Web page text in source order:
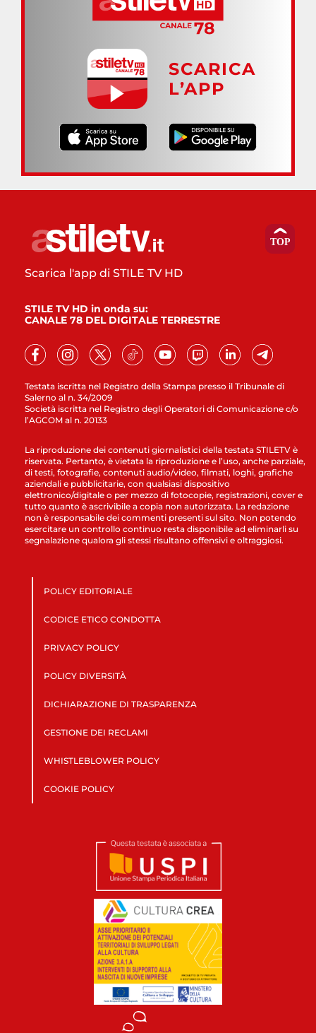
SCARICA
L’APP
Testata iscritta nel Registro della Stampa presso il Tribunale di
Salerno al n. 34/2009
Società iscritta nel Registro degli Operatori di Comunicazione c/o
l’AGCOM al n. 20133
Scarica l'app di STILE TV HD
STILE TV HD in onda su:
CANALE 78 DEL DIGITALE TERRESTRE
La riproduzione dei contenuti giornalistici della testata STILETV è
riservata. Pertanto, è vietata la riproduzione e l’uso, anche parziale,
di testi, fotografie, contenuti audio/video, filmati, loghi, grafiche
aziendali e pubblicitarie, con qualsiasi dispositivo
elettronico/digitale o per mezzo di fotocopie, registrazioni, cover e
tutto quanto è ascrivibile a copia non autorizzata. La redazione
non è responsabile dei commenti presenti sul sito. Non potendo
esercitare un controllo continuo resta disponibile ad eliminarli su
segnalazione qualora gli stessi risultano offensivi e oltraggiosi.
POLICY EDITORIALE
CODICE ETICO CONDOTTA
PRIVACY POLICY
POLICY DIVERSITÀ
DICHIARAZIONE DI TRASPARENZA
GESTIONE DEI RECLAMI
WHISTLEBLOWER POLICY
COOKIE POLICY